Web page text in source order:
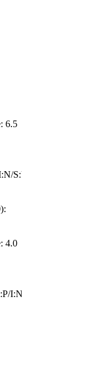
6.5
S:U/C:H/I:N/A:N
4.0
I:N/A:N)